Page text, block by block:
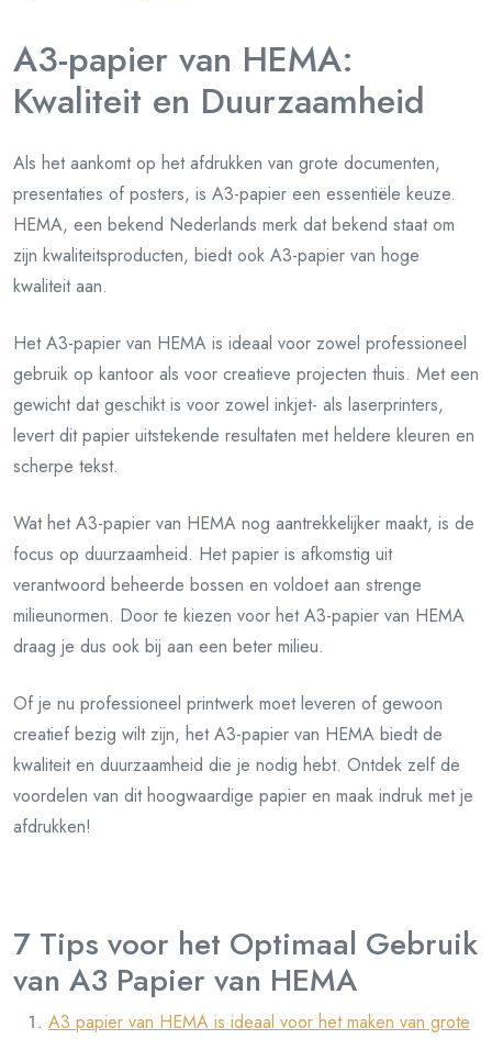
A3-papier van HEMA:
Kwaliteit en Duurzaamheid
Als het aankomt op het afdrukken van grote documenten,
presentaties of posters, is A3-papier een essentiële keuze.
HEMA, een bekend Nederlands merk dat bekend staat om
zijn kwaliteitsproducten, biedt ook A3-papier van hoge
kwaliteit aan.
Het A3-papier van HEMA is ideaal voor zowel professioneel
gebruik op kantoor als voor creatieve projecten thuis. Met een
gewicht dat geschikt is voor zowel inkjet- als laserprinters,
levert dit papier uitstekende resultaten met heldere kleuren en
scherpe tekst.
Wat het A3-papier van HEMA nog aantrekkelijker maakt, is de
focus op duurzaamheid. Het papier is afkomstig uit
verantwoord beheerde bossen en voldoet aan strenge
milieunormen. Door te kiezen voor het A3-papier van HEMA
draag je dus ook bij aan een beter milieu.
Of je nu professioneel printwerk moet leveren of gewoon
creatief bezig wilt zijn, het A3-papier van HEMA biedt de
kwaliteit en duurzaamheid die je nodig hebt. Ontdek zelf de
voordelen van dit hoogwaardige papier en maak indruk met je
afdrukken!
7 Tips voor het Optimaal Gebruik
van A3 Papier van HEMA
A3 papier van HEMA is ideaal voor het maken van grote